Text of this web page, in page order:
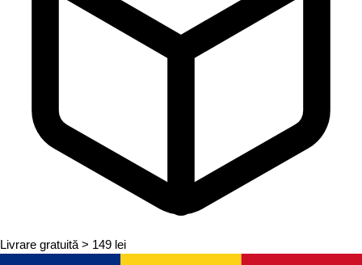
Livrare gratuită > 149 lei